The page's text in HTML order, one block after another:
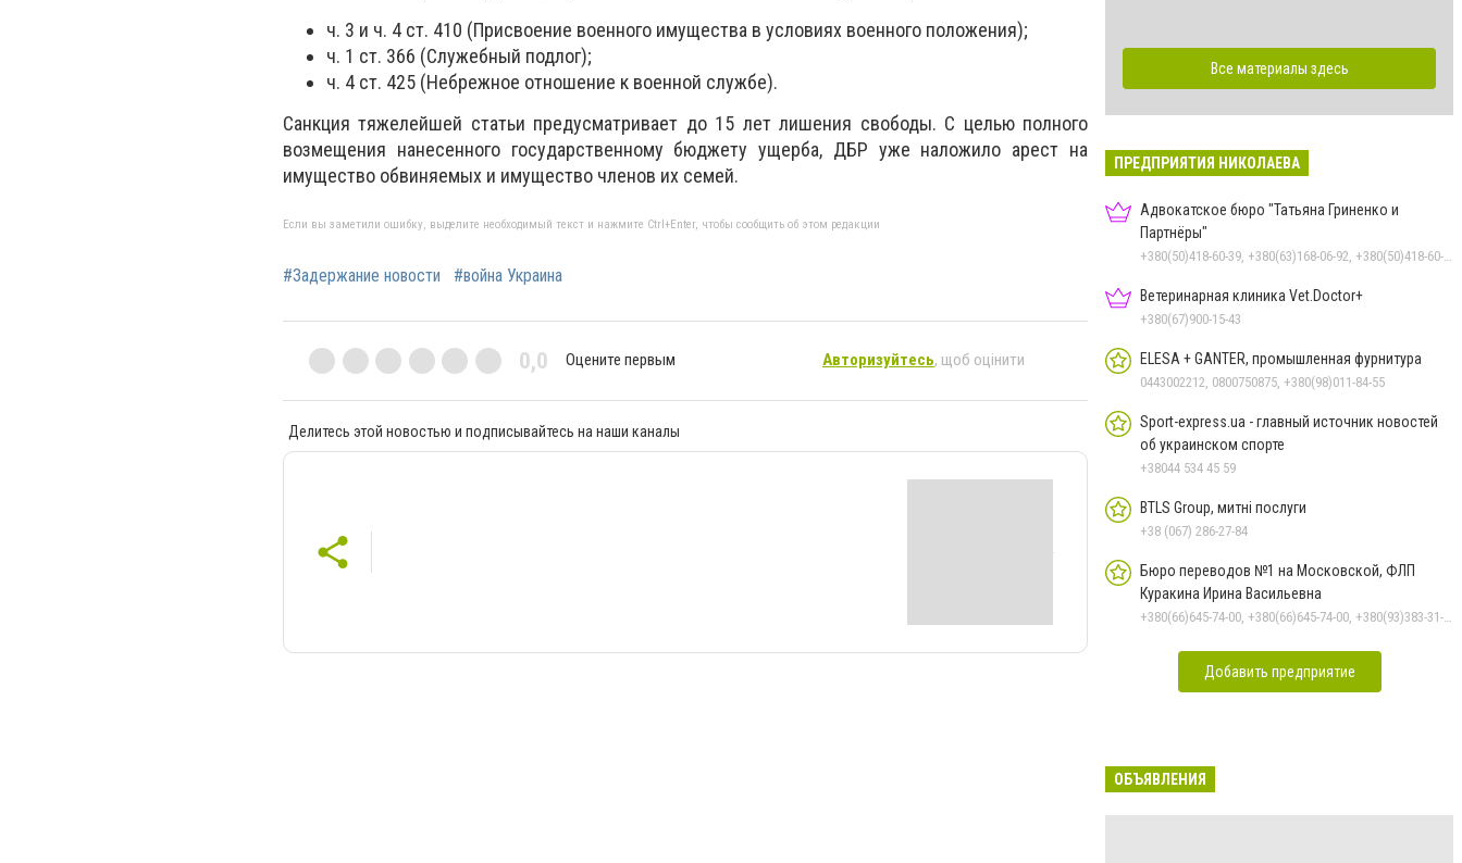
ч. 3 и ч. 4 ст. 410 (Присвоение военного имущества в условиях военного положения);
ч. 1 ст. 366 (Служебный подлог);
ч. 4 ст. 425 (Небрежное отношение к военной службе).
Санкция тяжелейшей статьи предусматривает до 15 лет лишения свободы. С целью полного
возмещения нанесенного государственному бюджету ущерба, ДБР уже наложило арест на
имущество обвиняемых и имущество членов их семей.
Если вы заметили ошибку, выделите необходимый текст и нажмите Ctrl+Enter, чтобы сообщить об этом редакции
#Задержание новости #война Украина
0,0 Оцените первым Авторизуйтесь, щоб оцінити
Делитесь этой новостью и подписывайтесь на наши каналы
Все материалы здесь
ПРЕДПРИЯТИЯ НИКОЛАЕВА
Адвокатское бюро "Татьяна Гриненко и
Партнёры"
Ветеринарная клиника Vet.Doctor+
+380(67)900-15-43
ELESA + GANTER, промышленная фурнитура
0443002212, 0800750875, +380(98)011-84-55
Sport-express.ua - главный источник новостей
об украинском спорте
+38044 534 45 59
BTLS Group, митні послуги
+38 (067) 286-27-84
Бюро переводов №1 на Московской, ФЛП
Куракина Ирина Васильевна
Добавить предприятие
ОБЪЯВЛЕНИЯ